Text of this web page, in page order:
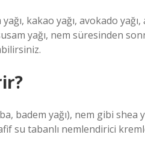
kakao yağı, avokado
yağı, nem süresinden
badem yağı), nem gibi shea
su tabanlı nemlendirici